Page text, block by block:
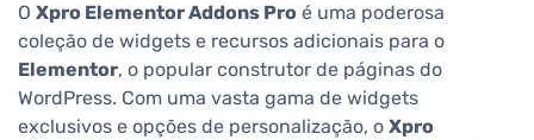
O Xpro Elementor Addons Pro é uma poderosa
coleção de widgets e recursos adicionais para o
Elementor, o popular construtor de páginas do
WordPress. Com uma vasta gama de widgets
exclusivos e opções de personalização, o Xpro